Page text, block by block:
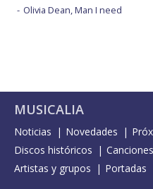
Olivia Dean, Man I need
MUSICALIA
Noticias Novedades
Discos históricos
Canciones
Artistas y grupos
Portadas